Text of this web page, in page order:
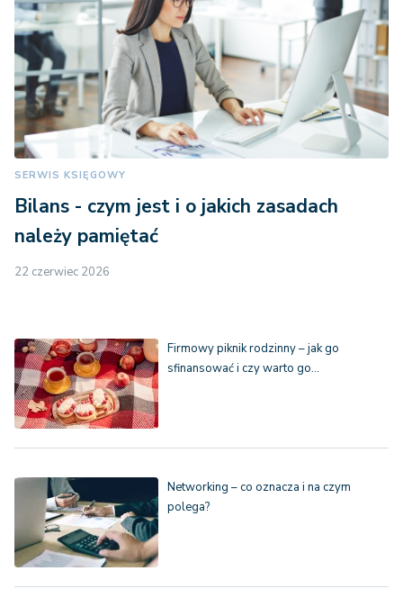
SERWIS KSIĘGOWY
Bilans - czym jest i o jakich zasadach
należy pamiętać
22 czerwiec 2026
Firmowy piknik rodzinny – jak go
sfinansować i czy warto go…
Networking – co oznacza i na czym
polega?